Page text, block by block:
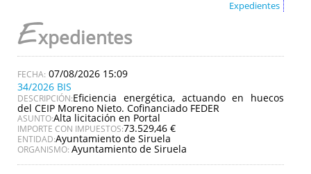
Expedientes
Expedientes
07/08/2026 15:09
34/2026 BIS
DESCRIPCIÓN:Eficiencia energética, actuando en huecos
del CEIP Moreno Nieto. Cofinanciado FEDER
ASUNTO:Alta licitación en Portal
IMPORTE CON IMPUESTOS:73.529,46 €
ENTIDAD:Ayuntamiento de Siruela
ORGANISMO: Ayuntamiento de Siruela